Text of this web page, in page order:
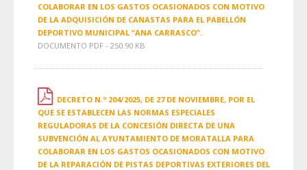
COLABORAR EN LOS GASTOS OCASIONADOS CON MOTIVO
DE LA ADQUISICIÓN DE CANASTAS PARA EL PABELLÓN
DEPORTIVO MUNICIPAL “ANA CARRASCO”.
DOCUMENTO PDF - 250.90 KB
DECRETO N.º 204/2025, DE 27 DE NOVIEMBRE, POR EL
QUE SE ESTABLECEN LAS NORMAS ESPECIALES
REGULADORAS DE LA CONCESIÓN DIRECTA DE UNA
SUBVENCIÓN AL AYUNTAMIENTO DE MORATALLA PARA
COLABORAR EN LOS GASTOS OCASIONADOS CON MOTIVO
DE LA REPARACIÓN DE PISTAS DEPORTIVAS EXTERIORES DEL